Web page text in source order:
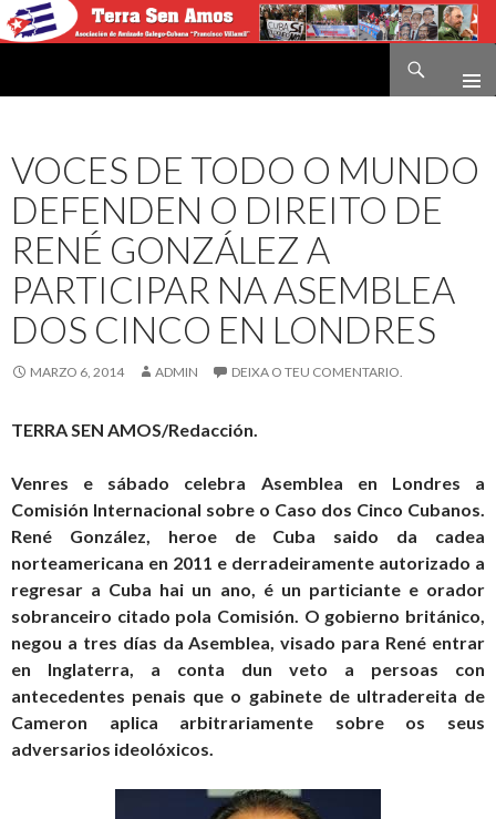
VOCES DE TODO O MUNDO
DEFENDEN O DIREITO DE
RENÉ GONZÁLEZ A
PARTICIPAR NA ASEMBLEA
DOS CINCO EN LONDRES
MARZO 6, 2014 ADMIN DEIXA O TEU COMENTARIO.
TERRA SEN AMOS/Redacción.
Venres e sábado celebra Asemblea en Londres a
Comisión Internacional sobre o Caso dos Cinco Cubanos.
René González, heroe de Cuba saido da cadea
norteamericana en 2011 e derradeiramente autorizado a
regresar a Cuba hai un ano, é un particiante e orador
sobranceiro citado pola Comisión. O gobierno británico,
negou a tres días da Asemblea, visado para René entrar
en Inglaterra, a conta dun veto a persoas con
antecedentes penais que o gabinete de ultradereita de
Cameron aplica arbitrariamente sobre os seus
adversarios ideolóxicos.